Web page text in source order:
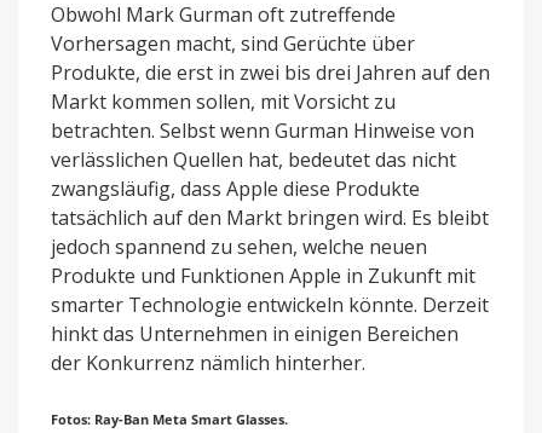
Obwohl Mark Gurman oft zutreffende
Vorhersagen macht, sind Gerüchte über
Produkte, die erst in zwei bis drei Jahren auf den
Markt kommen sollen, mit Vorsicht zu
betrachten. Selbst wenn Gurman Hinweise von
verlässlichen Quellen hat, bedeutet das nicht
zwangsläufig, dass Apple diese Produkte
tatsächlich auf den Markt bringen wird. Es bleibt
jedoch spannend zu sehen, welche neuen
Produkte und Funktionen Apple in Zukunft mit
smarter Technologie entwickeln könnte. Derzeit
hinkt das Unternehmen in einigen Bereichen
der Konkurrenz nämlich hinterher.
Fotos: Ray-Ban Meta Smart Glasses.